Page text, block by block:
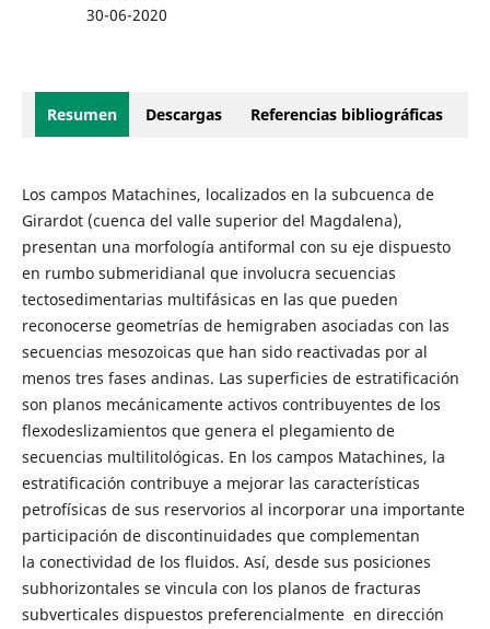
30-06-2020
Resumen Descargas Referencias bibliográficas
Los campos Matachines, localizados en la subcuenca de
Girardot (cuenca del valle superior del Magdalena),
presentan una morfología antiformal con su eje dispuesto
en rumbo submeridianal que involucra secuencias
tectosedimentarias multifásicas en las que pueden
reconocerse geometrías de hemigraben asociadas con las
secuencias mesozoicas que han sido reactivadas por al
menos tres fases andinas. Las superficies de estratificación
son planos mecánicamente activos contribuyentes de los
flexodeslizamientos que genera el plegamiento de
secuencias multilitológicas. En los campos Matachines, la
estratificación contribuye a mejorar las características
petrofísicas de sus reservorios al incorporar una importante
participación de discontinuidades que complementan
la conectividad de los fluidos. Así, desde sus posiciones
subhorizontales se vincula con los planos de fracturas
subverticales dispuestos preferencialmente en dirección